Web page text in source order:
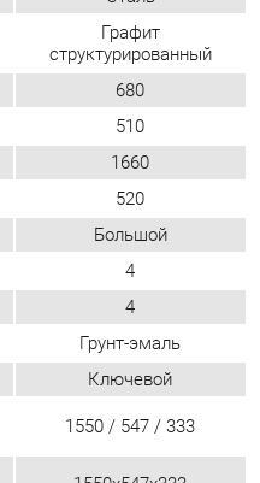
1660
520
Большой
4
4
Грунт-эмаль
Ключевой
1550 / 547 / 333
1550x547x333
282
5 лет
4 класс